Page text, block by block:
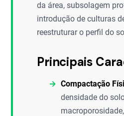
da área, subsolagem
introdução de culturas
reestruturar o perfil do
Principais
Compactação
densidade do